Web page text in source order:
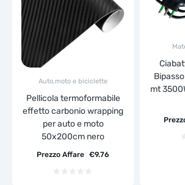
Auto,moto e biciclette
Pellicola termoformabile
effetto carbonio wrapping
per auto e moto
50x200cm nero
€9.76
Prezzo Affare
mt